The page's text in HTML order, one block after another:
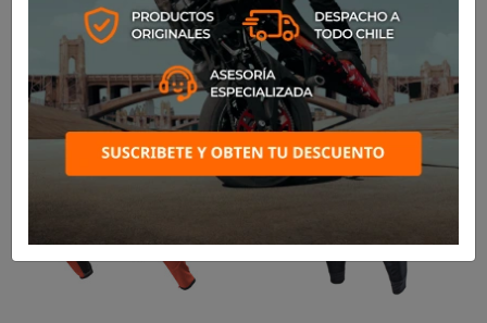
Más nuevos
Mostrando 1-24 de 383 artículo(s)